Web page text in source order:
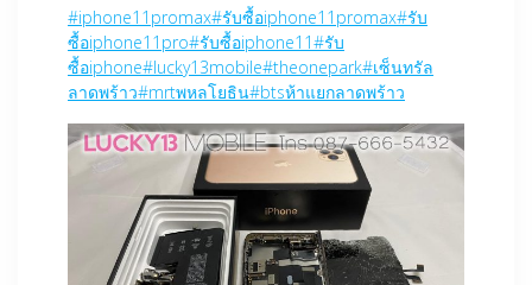
#iphone11promax#รับซื้อiphone11promax#รับ
ซื้อiphone11pro#รับซื้อiphone11#รับ
ซื้อiphone#lucky13mobile#theonepark#เซ็นทรัล
ลาดพร้าว#mrtพหลโยธิน#btsห้าแยกลาดพร้าว